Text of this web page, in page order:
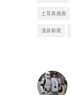
土耳其通膨
淺談新聞